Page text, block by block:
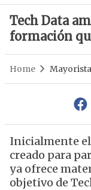
Tech Data
formación
Home
Inicialmente
creado para
ya ofrece
objetivo de